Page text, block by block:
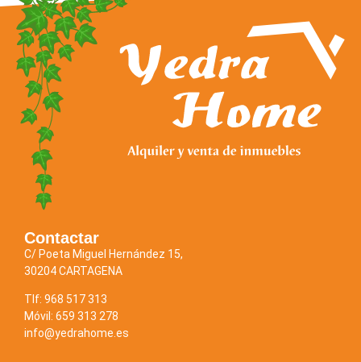
Contactar
C/ Poeta Miguel Hernández 15,
30204 CARTAGENA
Tlf: 968 517 313
Móvil: 659 313 278
info@yedrahome.es